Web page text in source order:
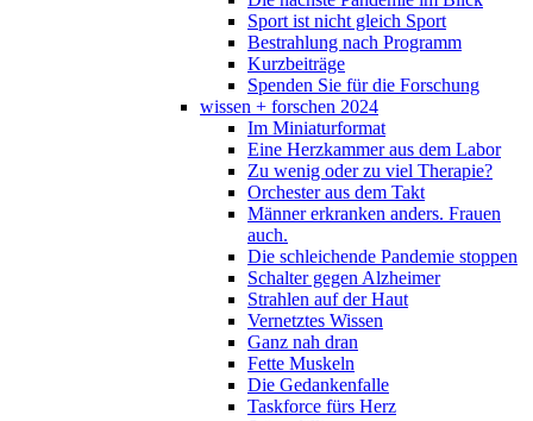
Sport ist nicht gleich Sport
Bestrahlung nach Programm
Kurzbeiträge
Spenden Sie für die Forschung
wissen + forschen 2024
Im Miniaturformat
Eine Herzkammer aus dem Labor
Zu wenig oder zu viel Therapie?
Orchester aus dem Takt
Männer erkranken anders. Frauen
auch.
Die schleichende Pandemie stoppen
Schalter gegen Alzheimer
Strahlen auf der Haut
Vernetztes Wissen
Ganz nah dran
Fette Muskeln
Die Gedankenfalle
Taskforce fürs Herz